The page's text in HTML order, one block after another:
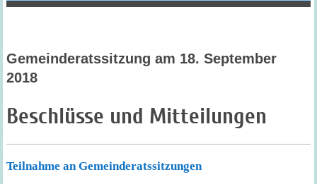
Bürgerliste Zaisenhausen
Gemeinderatssitzung am 18. September
2018
Beschlüsse und Mitteilungen
Teilnahme an Gemeinderatssitzungen